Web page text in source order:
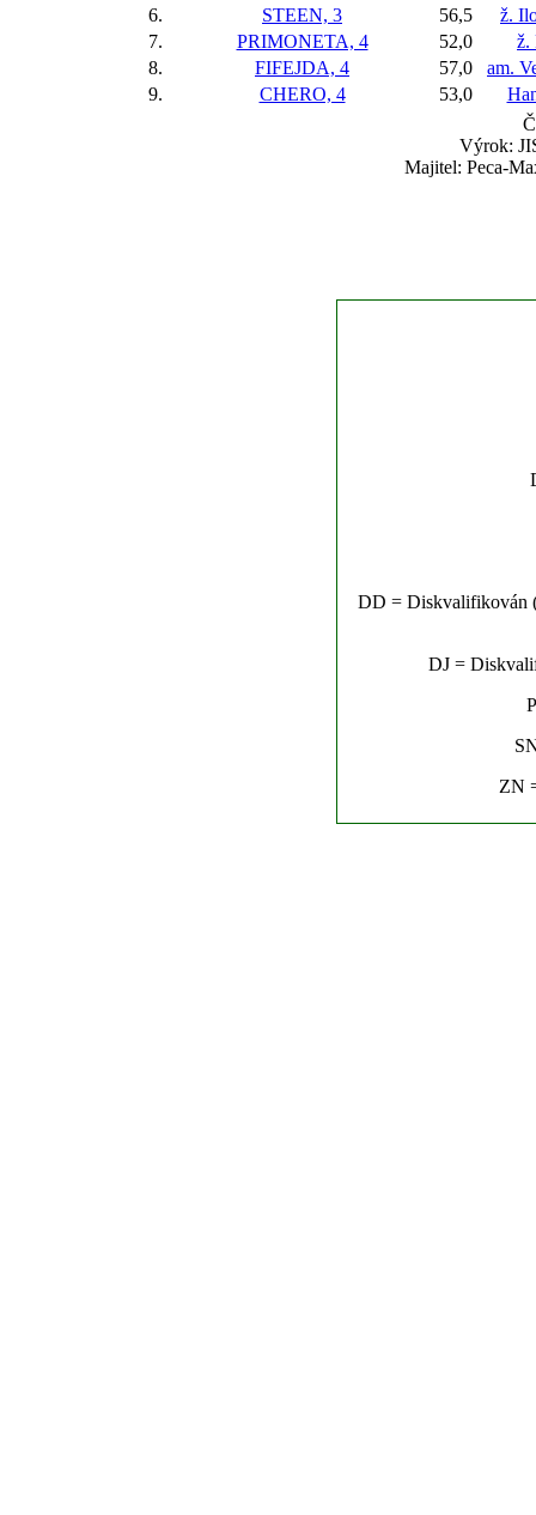
6.
STEEN, 3 56,5
ž.
7.
PRIMONETA, 4 52,0
ž.
8.
FIFEJDA, 4 57,0
am.
9.
CHERO, 4 53,0
Výrok:
Majitel: Peca-
DD = Diskvalifikován
DJ =
ZN